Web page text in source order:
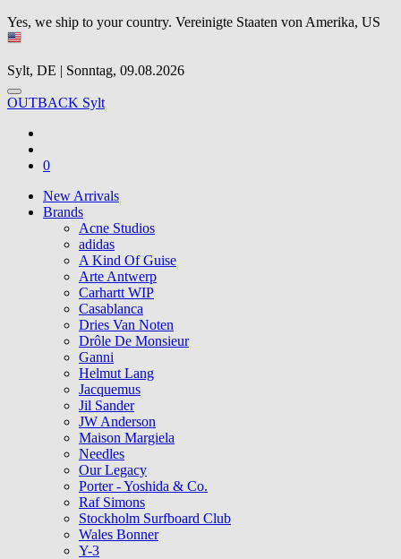
Yes, we ship to your country. Vereinigte Staaten von Amerika, US
Sylt, DE | Sonntag, 09.08.2026
OUTBACK Sylt
0
New Arrivals
Brands
Acne Studios
adidas
A Kind Of Guise
Arte Antwerp
Carhartt WIP
Casablanca
Dries Van Noten
Drôle De Monsieur
Ganni
Helmut Lang
Jacquemus
Jil Sander
JW Anderson
Maison Margiela
Needles
Our Legacy
Porter - Yoshida & Co.
Raf Simons
Stockholm Surfboard Club
Wales Bonner
Y-3